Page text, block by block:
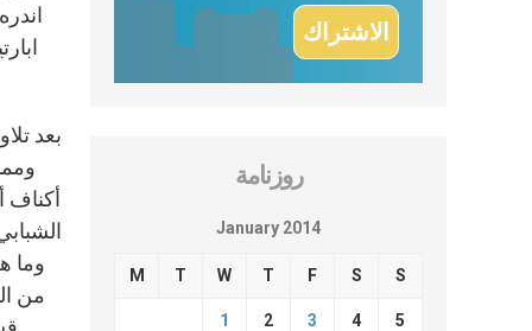
بعد
أكناف
وما
من
روزنامة
January 2014
M T W T F S S
1 2 3 4 5